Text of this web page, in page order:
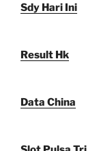
Sdy Hari Ini
Result Hk
Data China